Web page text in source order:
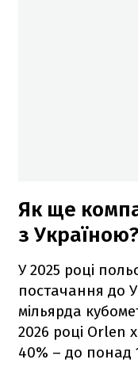
Як ще
з Україною?
У 2025 році
постачання до
мільярда
2026 році Orlen
40% – до понад